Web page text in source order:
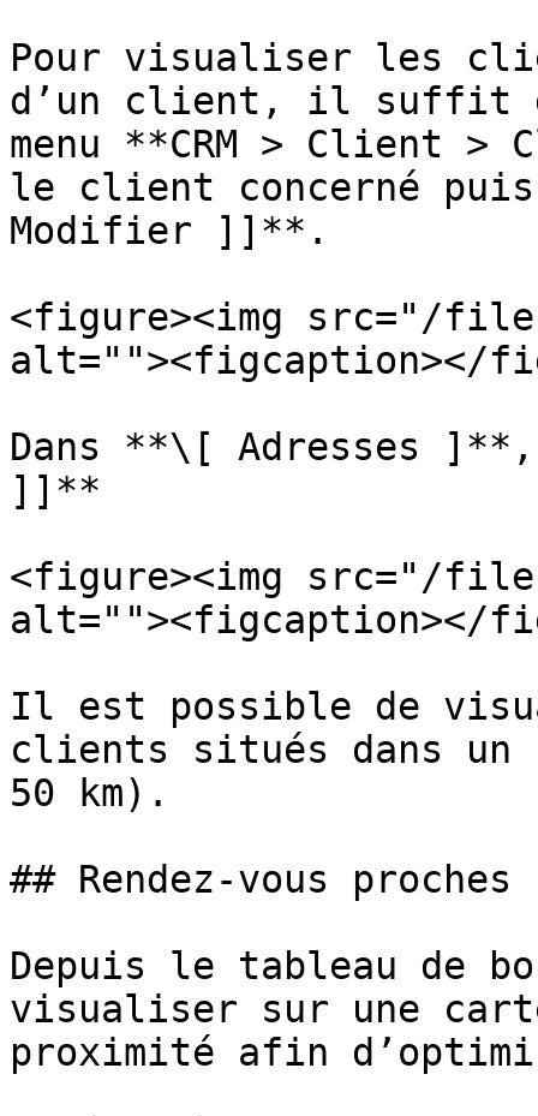
Pour visualiser les
d’un client, il suffit
menu **CRM > Client
le client concerné
Modifier ]]**.
<figure><img src="/files/
alt=""><figcaption></
Dans **\[ Adresses
]]**
<figure><img src="/files/
alt=""><figcaption></
Il est possible de
clients situés dans
50 km).
## Rendez-vous proches
Depuis le tableau de
visualiser sur une
proximité afin